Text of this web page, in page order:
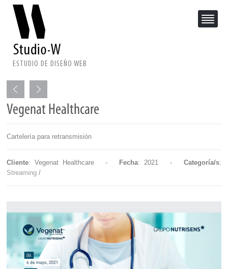
ESTUDIO DE DISEÑO WEB
Vegenat Healthcare
Cartelería para retransmisión
Cliente: Vegenat Healthcare - Fecha: 2021 - Categoría/s:
Streaming/